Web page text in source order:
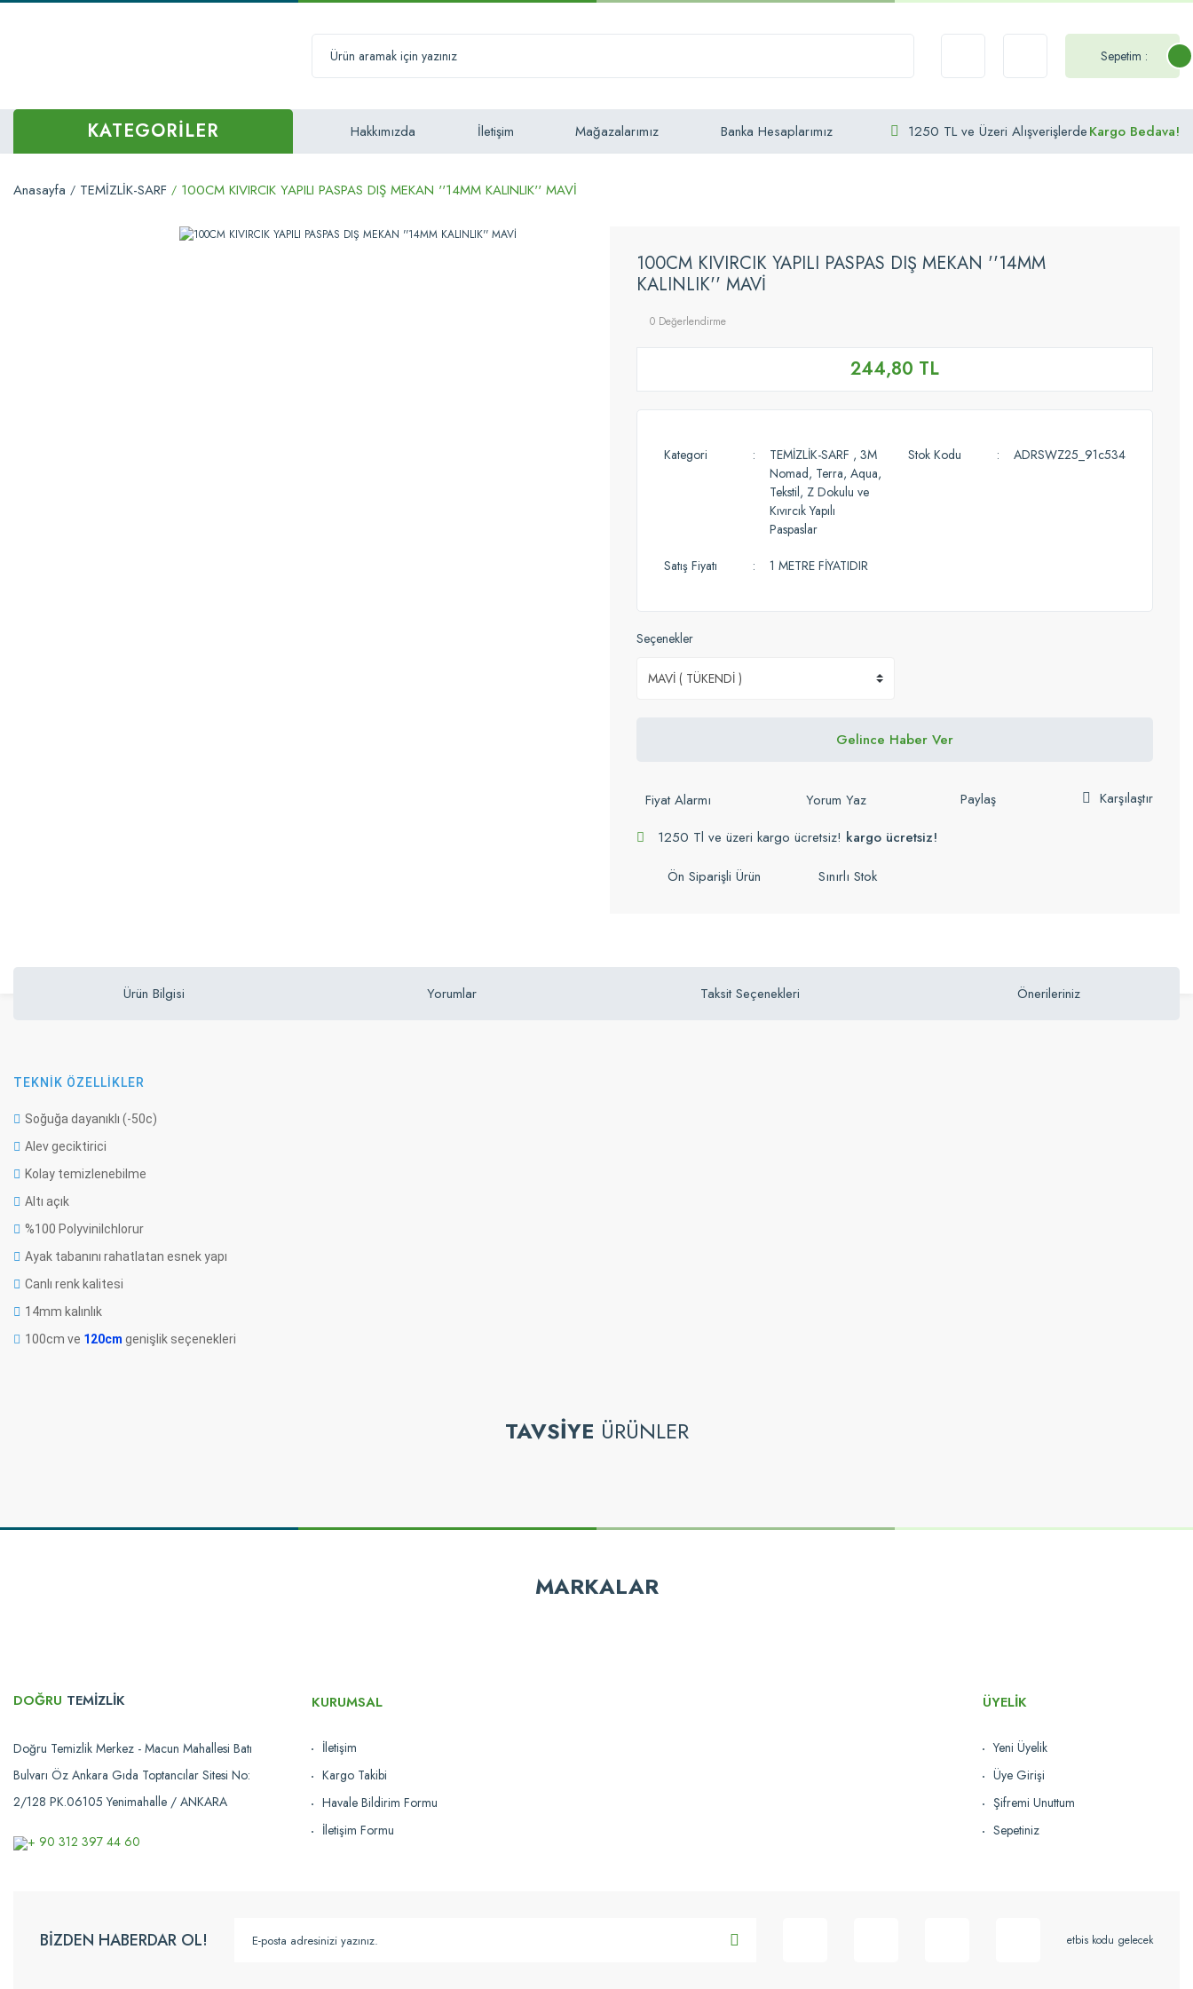
Sepetim :
KATEGORİLER Hakkımızda İletişim Mağazalarımız Banka Hesaplarımız 1250 TL ve Üzeri AlışverişlerdeKargo Bedava!
Anasayfa TEMİZLİK-SARF 100CM KIVIRCIK YAPILI PASPAS DIŞ MEKAN ''14MM KALINLIK'' MAVİ
100CM KIVIRCIK YAPILI PASPAS DIŞ MEKAN ''14MM
KALINLIK'' MAVİ
0 Değerlendirme
244,80 TL
Kategori TEMİZLİK-SARF , 3M
Nomad, Terra, Aqua,
Tekstil, Z Dokulu ve
Kıvırcık Yapılı
Paspaslar
Stok Kodu ADRSWZ25_91c534
Satış Fiyatı 1 METRE FİYATIDIR
Seçenekler
Gelince Haber Ver
Fiyat Alarmı Yorum Yaz Paylaş
Karşılaştır
1250 Tl ve üzeri kargo ücretsiz! kargo ücretsiz!
Ön Siparişli Ürün
Sınırlı Stok
Ürün Bilgisi Yorumlar Taksit Seçenekleri Önerileriniz
TEKNİK ÖZELLİKLER
Soğuğa dayanıklı (-50c)
Alev geciktirici
Kolay temizlenebilme
Altı açık
%100 Polyvinilchlorur
Ayak tabanını rahatlatan esnek yapı
Canlı renk kalitesi
14mm kalınlık
100cm ve 120cm genişlik seçenekleri
Bu ürünün fiyat bilgisi, resim, ürün açıklamalarında ve diğer konularda yetersiz gördüğünüz noktaları öneri formunu kullanarak tarafımıza iletebilirsiniz.
Ürün bilgilerinde hatalar bulunuyor.
TAVSİYE ÜRÜNLER
Karşılaştır
Stokta Yok
90CM Z DOKULU PASPAS ''5MM KALINLIK''
MARKALAR
DOĞRU TEMİZLİK
Doğru Temizlik Merkez - Macun Mahallesi Batı
Bulvarı Öz Ankara Gıda Toptancılar Sitesi No:
2/128 PK.06105 Yenimahalle / ANKARA
+ 90 312 397 44 60
KURUMSAL
İletişim
Kargo Takibi
Havale Bildirim Formu
İletişim Formu
ÜYELİK
Yeni Üyelik
Üye Girişi
Şifremi Unuttum
Sepetiniz
BİZDEN HABERDAR OL! etbis kodu gelecek